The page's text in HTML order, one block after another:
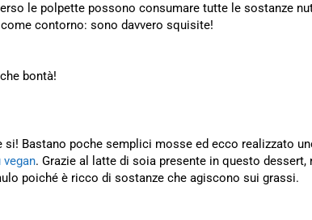
le polpette possono consumare tutte le sostanze
contorno: sono davvero squisite!
bontà!
si! Bastano poche semplici mosse ed ecco realizzato
. Grazie al latte di soia presente in questo
poiché è ricco di sostanze che agiscono sui grassi.